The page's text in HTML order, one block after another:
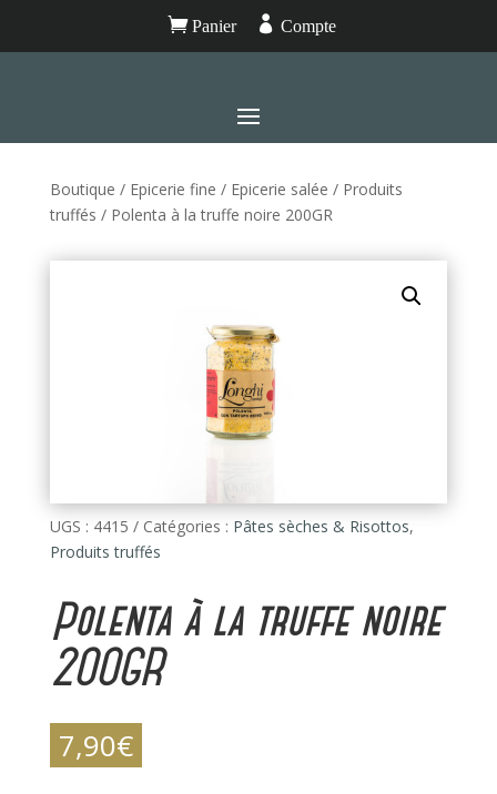
Panier  Compte
Boutique / Epicerie fine / Epicerie salée / Produits
truffés / Polenta à la truffe noire 200GR
UGS : 4415 Catégories : Pâtes sèches & Risottos,
Produits truffés
Polenta à la truffe noire
200GR
7,90€